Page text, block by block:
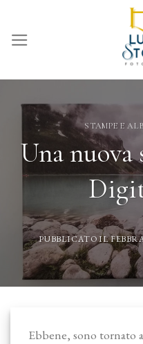
content
STAMPE E
Una nuova
PUBBLICATO IL
Ebbene, sono tornato